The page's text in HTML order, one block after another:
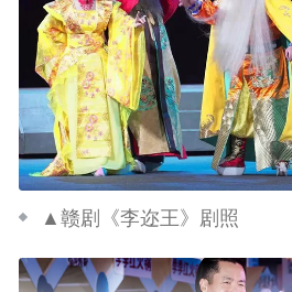
▲赣剧《李迩王》剧照